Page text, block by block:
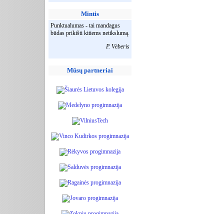
Mintis
Punktualumas - tai mandagus
būdas prikišti kitiems netikslumą.
P. Vėberis
Mūsų partneriai